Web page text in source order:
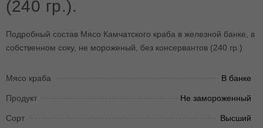
(240 гр.).
Подробный состав Мясо Камчатского краба в железной банке, в
собственном соку, не мороженый, без консервантов (240 гр.)
Мясо краба В банке
Продукт Не замороженный
Сорт Высший